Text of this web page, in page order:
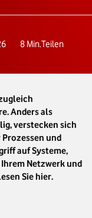
8 Min.Teilen
Anders als
verstecken sich
und
auf Systeme,
Ihrem Netzwerk und
Sie hier.